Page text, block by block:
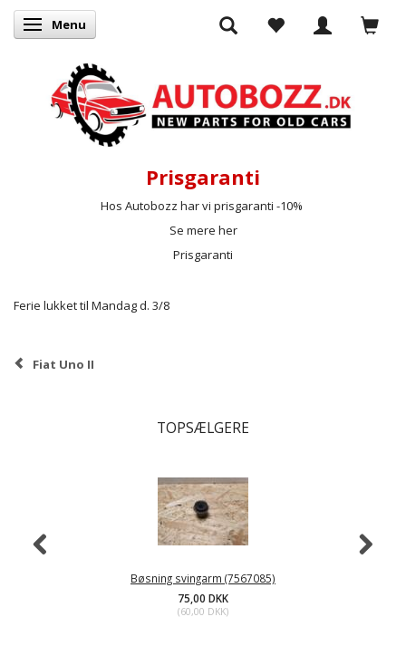
Skifte navigation
Menu
Prisgaranti
Hos Autobozz har vi prisgaranti -10%
Se mere her
Prisgaranti
Ferie lukket til Mandag d. 3/8
Fiat Uno II
TOPSÆLGERE
Bøsning svingarm (7567085)
75,00 DKK
(60,00 DKK)